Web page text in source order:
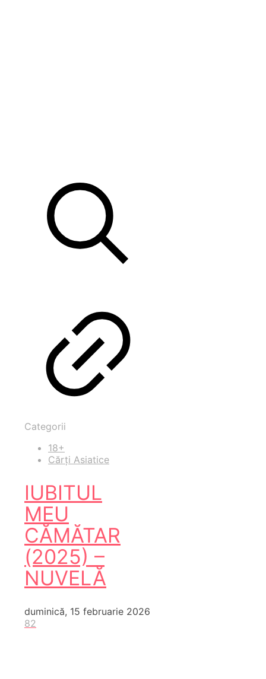
Categorii
18+
Cărți Asiatice
IUBITUL
MEU
CĂMĂTAR
(2025) –
NUVELĂ
duminică, 15 februarie 2026
82